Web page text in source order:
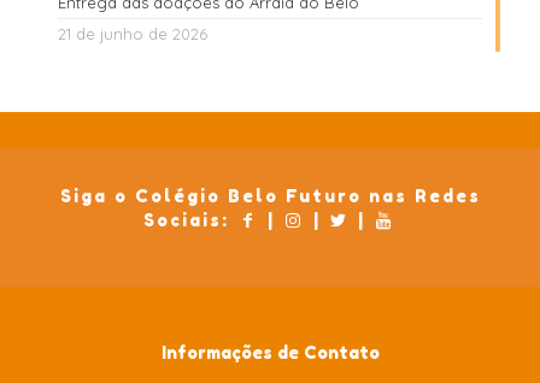
21 de junho de 2026
Siga o Colégio Belo Futuro nas Redes
Sociais:
| | |
Informações de Contato